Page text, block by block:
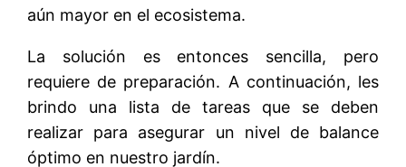
aún mayor en el ecosistema.
La solución es entonces sencilla, pero
requiere de preparación. A continuación, les
brindo una lista de tareas que se deben
realizar para asegurar un nivel de balance
óptimo en nuestro jardín.